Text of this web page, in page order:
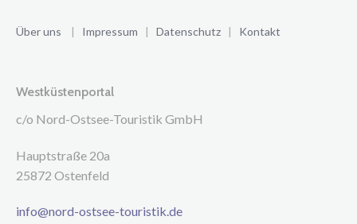
Über uns | Impressum | Datenschutz | Kontakt
Westküstenportal
c/o Nord-Ostsee-Touristik GmbH
Hauptstraße 20a
25872 Ostenfeld
info@nord-ostsee-touristik.de